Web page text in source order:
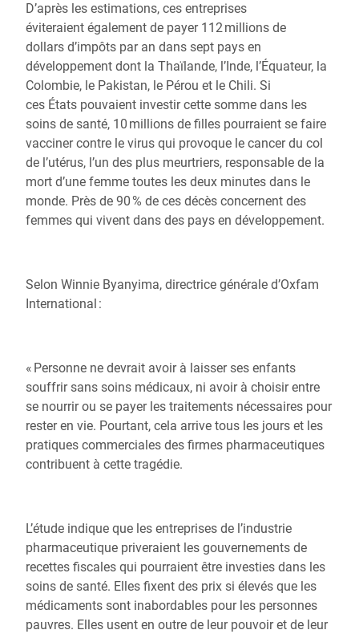
D’après les estimations, ces entreprises
éviteraient également de payer 112 millions de
dollars d’impôts par an dans sept pays en
développement dont la Thaïlande, l’Inde, l’Équateur, la
Colombie, le Pakistan, le Pérou et le Chili. Si
ces États pouvaient investir cette somme dans les
soins de santé, 10 millions de filles pourraient se faire
vacciner contre le virus qui provoque le cancer du col
de l’utérus, l’un des plus meurtriers, responsable de la
mort d’une femme toutes les deux minutes dans le
monde. Près de 90 % de ces décès concernent des
femmes qui vivent dans des pays en développement.
Selon Winnie Byanyima, directrice générale d’Oxfam
International :
« Personne ne devrait avoir à laisser ses enfants
souffrir sans soins médicaux, ni avoir à choisir entre
se nourrir ou se payer les traitements nécessaires pour
rester en vie. Pourtant, cela arrive tous les jours et les
pratiques commerciales des firmes pharmaceutiques
contribuent à cette tragédie.
L’étude indique que les entreprises de l’industrie
pharmaceutique priveraient les gouvernements de
recettes fiscales qui pourraient être investies dans les
soins de santé. Elles fixent des prix si élevés que les
médicaments sont inabordables pour les personnes
pauvres. Elles usent en outre de leur pouvoir et de leur